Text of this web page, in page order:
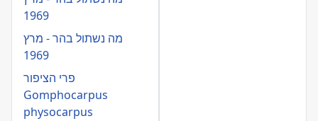
1969
מה נשתול בהר - מרץ
1969
פרי הציפור
Gomphocarpus
physocarpus